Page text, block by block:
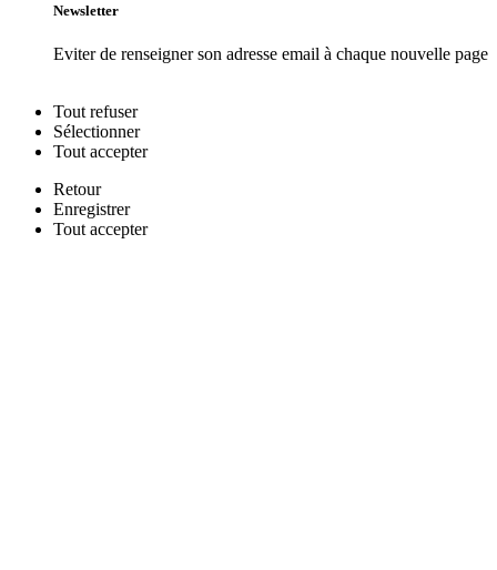
Newsletter
Eviter de renseigner son adresse email à chaque nouvelle page
Tout refuser
Sélectionner
Tout accepter
Retour
Enregistrer
Tout accepter